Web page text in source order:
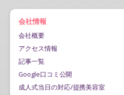
会社情報
会社概要
アクセス情報
記事一覧
Google口コミ公開
成人式当日の対応/提携美容室